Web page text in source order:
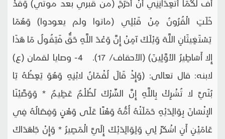
أُفٍّ لَكُمَا أَتَعِدَانِنِي أَنْ أُخْرَجَ (من قبري بعد موتي) وَقَدْ
خَلَتِ الْقُرُونُ مِنْ قَبْلِي (ماتوا ولم يعودوا) وَهُمَا
يَسْتَغِيثَانِ اللَّهَ وَيْلَكَ آمِنْ إِنَّ وَعْدَ اللَّهِ حَقٌّ فَيَقُولُ مَا هَذَا
إِلا أَسَاطِيرُ الأوَّلِينَ) (الأحقاف/ 17). 4- وصايا لقمان (ع)
لابنه: قال تعالى: (وَإِذْ قَالَ لُقْمَانُ لابْنِهِ وَهُوَ يَعِظُهُ يَا
بُنَيَّ لا تُشْرِكْ بِاللَّهِ إِنَّ الشِّرْكَ لَظُلْمٌ عَظِيمٌ * وَوَصَّيْنَا
الإنْسَانَ بِوَالِدَيْهِ حَمَلَتْهُ أُمُّهُ وَهْنًا عَلَى وَهْنٍ وَفِصَالُهُ فِي
عَامَيْنِ أَنِ اشْكُرْ لِي وَلِوَالِدَيْكَ إِلَيَّ الْمَصِيرُ * وَإِنْ جَاهَدَاكَ